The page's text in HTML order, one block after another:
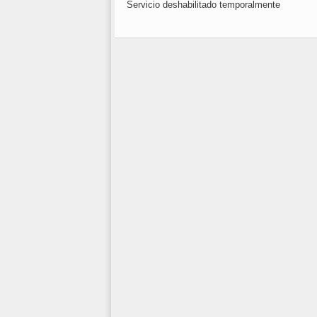
Servicio deshabilitado temporalmente